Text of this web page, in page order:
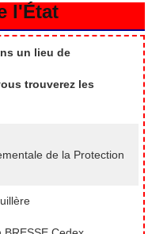
l'État
un lieu de
trouverez les
de la Protection